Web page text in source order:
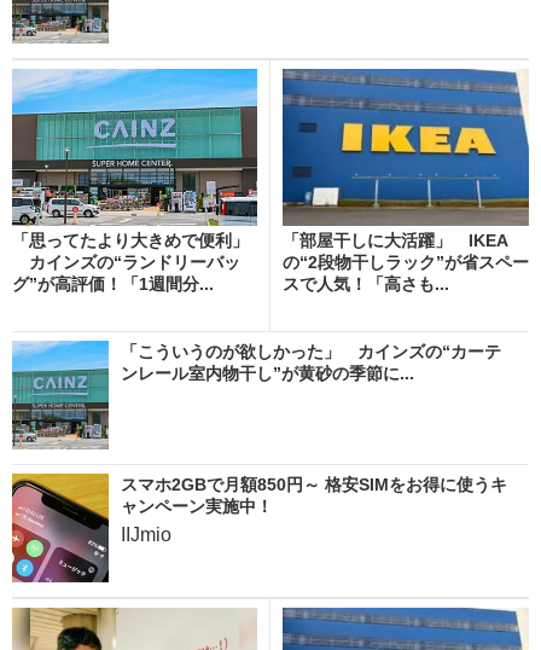
「思ってたより大きめで便利」
カインズの“ランドリーバッ
グ”が高評価！「1週間分...
「部屋干しに大活躍」 IKEA
の“2段物干しラック”が省スペー
スで人気！「高さも...
「こういうのが欲しかった」 カインズの“カーテ
ンレール室内物干し”が黄砂の季節に...
スマホ2GBで月額850円～ 格安SIMをお得に使うキ
ャンペーン実施中！
IIJmio